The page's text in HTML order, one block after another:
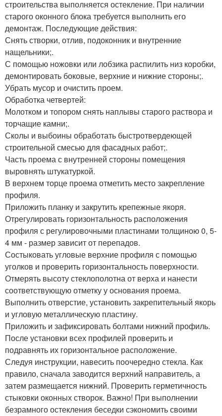
строительства выполняется остекление. При наличии
старого оконного блока требуется выполнить его
демонтаж. Последующие действия:
Снять створки, отлив, подоконник и внутренние
нащельники;.
С помощью ножовки или лобзика распилить низ коробки,
демонтировать боковые, верхние и нижние стороны;.
Убрать мусор и очистить проем.
Обработка четвертей:
Молотком и топором снять наплывы старого раствора и
торчащие камни;.
Сколы и выбоины обработать быстротвердеющей
строительной смесью для фасадных работ;.
Часть проема с внутренней стороны помещения
выровнять штукатуркой.
В верхнем торце проема отметить место закрепление
профиля.
Приложить планку и закрутить крепежные якоря.
Отрегулировать горизонтальность расположения
профиля с регулировочными пластинами толщиною 0, 5-
4 мм - размер зависит от перепадов.
Состыковать угловые верхние профиля с помощью
уголков и проверить горизонтальность поверхности.
Отмерять высоту стеклополотна от верха и нанести
соответствующую отметку у основания проема.
Выполнить отверстие, установить закрепительный якорь
и угловую металлическую пластину.
Приложить и зафиксировать болтами нижний профиль.
После установки всех профилей проверить и
подравнять их горизонтальное расположение.
Следуя инструкции, навесить поочередно стекла. Как
правило, сначала заводится верхний направитель, а
затем размещается нижний. Проверить герметичность
стыковки оконных створок. Важно! При выполнении
безрамного остекления беседки сэкономить своими